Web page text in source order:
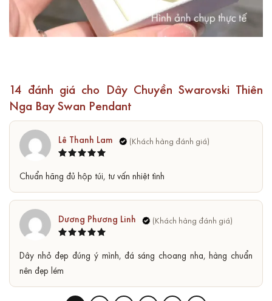
14 đánh giá cho Dây Chuyền Swarovski Thiên
Nga Bay Swan Pendant
hạng55
sao
Lê Thanh Lam
Chuẩn hãng đủ hộp túi, tư vấn nhiệt tình
hạng5 5
sao
Dương Phương Linh
Dây nhỏ đẹp đúng ý mình, đá sáng choang nha, hàng chuẩn
nên đẹp lém